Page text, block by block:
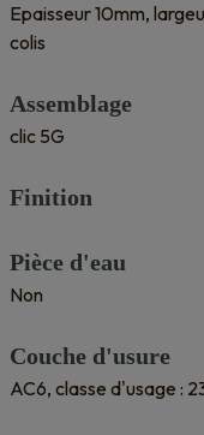
Epaisseur 10mm,
colis
Assemblage
clic 5G
Finition
Pièce d'eau
Non
Couche d'usure
AC6, classe d'usage :